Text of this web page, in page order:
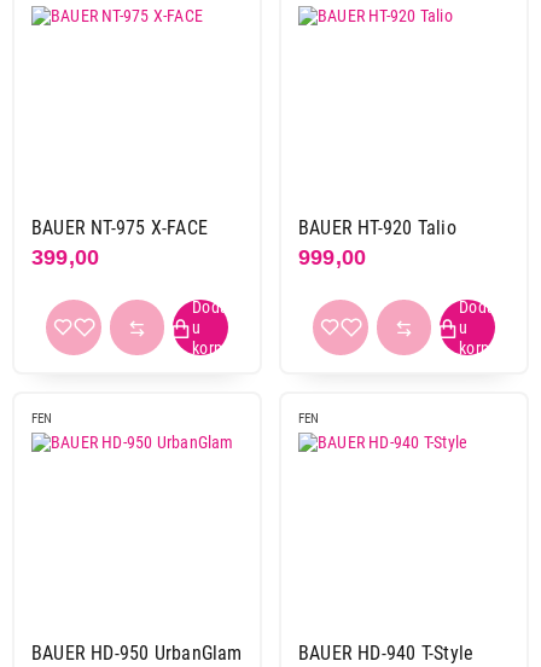
BAUER NT-975 X-FACE
399,00
BAUER HT-920 Talio
999,00
FEN
BAUER HD-950 UrbanGlam
FEN
BAUER HD-940 T-Style